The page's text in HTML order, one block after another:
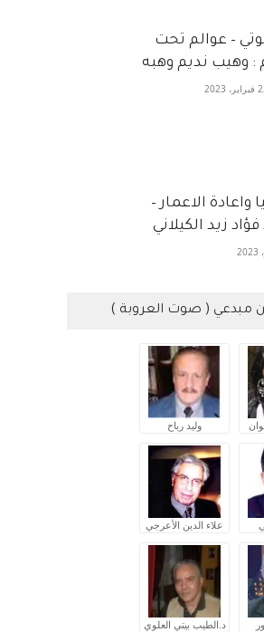
– عوالم تحت
: وهيب نديم وهبه
2023
واعادة الاعمار –
زيد الكيلاني
مبدعي ( صوت العروبة )
وليد رباح
علاء الدين الأعرجي
د.الطيب بيتي العلوي